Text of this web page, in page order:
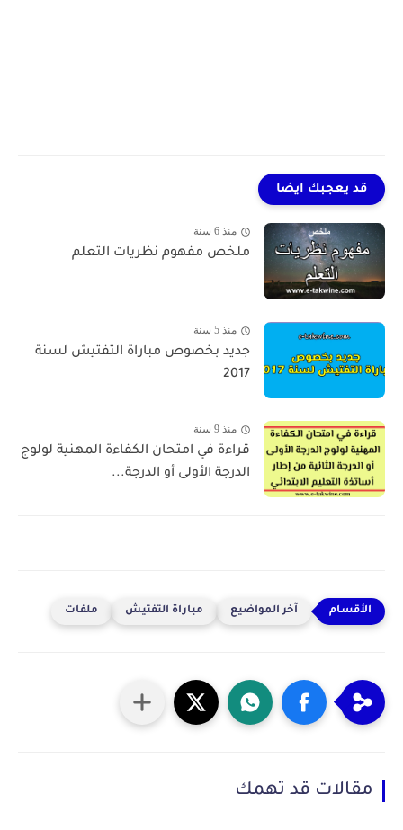
قد يعجبك ايضا
منذ 6 سنة
ملخص مفهوم نظريات التعلم
منذ 5 سنة
جديد بخصوص مباراة التفتيش لسنة
2017
منذ 9 سنة
قراءة في امتحان الكفاءة المهنية لولوج
الدرجة الأولى أو الدرجة...
آخر المواضيع مباراة التفتيش ملفات
مقالات قد تهمك